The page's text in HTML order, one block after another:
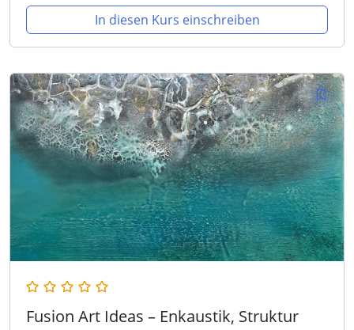
In diesen Kurs einschreiben
Fusion Art Ideas – Enkaustik, Struktur